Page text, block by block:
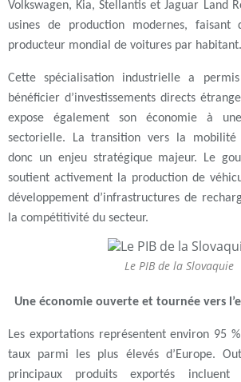
Volkswagen, Kia, Stellantis et Jaguar Land
usines de production modernes,
producteur mondial de voitures par habitant.
Cette spécialisation industrielle a
bénéficier d’investissements directs
expose également son économie à
sectorielle. La transition vers la mobilité
donc un enjeu stratégique majeur. Le
soutient activement la production de
développement d’infrastructures de
la compétitivité du secteur.
Le PIB de la Slovaquie
Une économie ouverte et tournée vers
Les exportations représentent environ 95
taux parmi les plus élevés d’Europe.
principaux produits exportés